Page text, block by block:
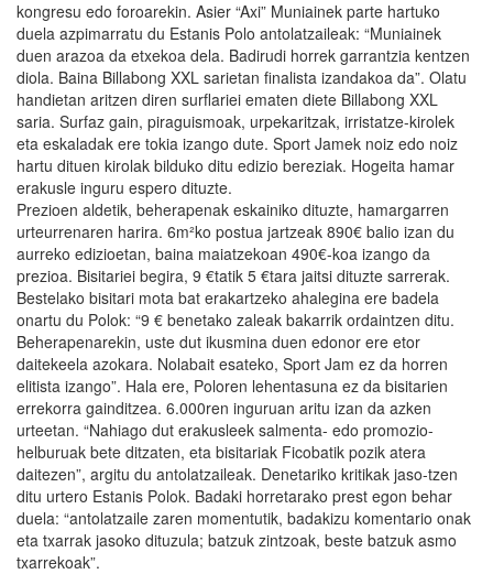
kongresu edo foroarekin. Asier “Axi” Muniainek parte hartuko
duela azpimarratu du Estanis Polo antolatzaileak: “Muniainek
duen arazoa da etxekoa dela. Badirudi horrek garrantzia kentzen
diola. Baina Billabong XXL sarietan finalista izandakoa da”. Olatu
handietan aritzen diren surflariei ematen diete Billabong XXL
saria. Surfaz gain, piraguismoak, urpekaritzak, irristatze-kirolek
eta eskaladak ere tokia izango dute. Sport Jamek noiz edo noiz
hartu dituen kirolak bilduko ditu edizio bereziak. Hogeita hamar
erakusle inguru espero dituzte.
Prezioen aldetik, beherapenak eskainiko dituzte, hamargarren
urteurrenaren harira. 6m²ko postua jartzeak 890€ balio izan du
aurreko edizioetan, baina maiatzekoan 490€-koa izango da
prezioa. Bisitariei begira, 9 €tatik 5 €tara jaitsi dituzte sarrerak.
Bestelako bisitari mota bat erakartzeko ahalegina ere badela
onartu du Polok: “9 € benetako zaleak bakarrik ordaintzen ditu.
Beherapenarekin, uste dut ikusmina duen edonor ere etor
daitekeela azokara. Nolabait esateko, Sport Jam ez da horren
elitista izango”. Hala ere, Poloren lehentasuna ez da bisitarien
errekorra gainditzea. 6.000ren inguruan aritu izan da azken
urteetan. “Nahiago dut erakusleek salmenta- edo promozio-
helburuak bete ditzaten, eta bisitariak Ficobatik pozik atera
daitezen”, argitu du antolatzaileak. Denetariko kritikak jaso-tzen
ditu urtero Estanis Polok. Badaki horretarako prest egon behar
duela: “antolatzaile zaren momentutik, badakizu komentario onak
eta txarrak jasoko dituzula; batzuk zintzoak, beste batzuk asmo
txarrekoak”.